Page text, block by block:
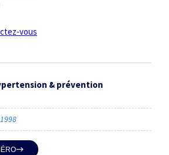
vous
& prévention